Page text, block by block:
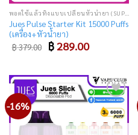
Jues Pulse Starter Kit 15000 Puffs
(เครื่อง+หัวน้ำยา)
฿379.00 Original
price
฿289.00Current
price
-16%
Add
to
wishlist